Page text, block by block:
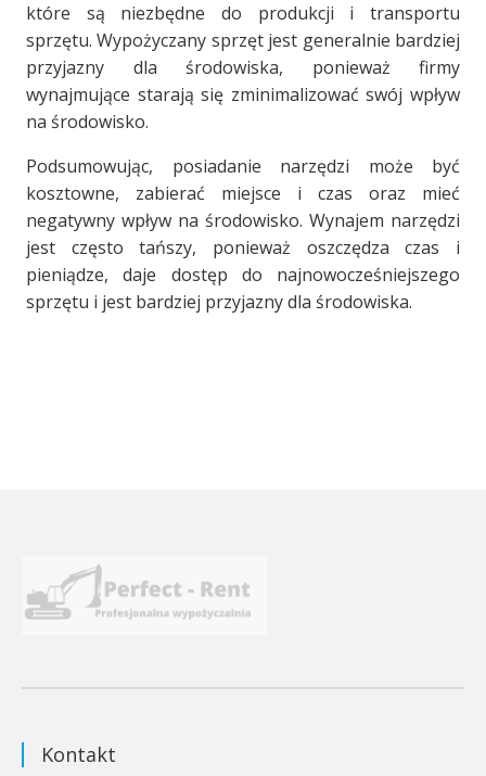
które są niezbędne do produkcji i transportu
sprzętu. Wypożyczany sprzęt jest generalnie bardziej
przyjazny dla środowiska, ponieważ firmy
wynajmujące starają się zminimalizować swój wpływ
na środowisko.
Podsumowując, posiadanie narzędzi może być
kosztowne, zabierać miejsce i czas oraz mieć
negatywny wpływ na środowisko. Wynajem narzędzi
jest często tańszy, ponieważ oszczędza czas i
pieniądze, daje dostęp do najnowocześniejszego
sprzętu i jest bardziej przyjazny dla środowiska.
Kontakt